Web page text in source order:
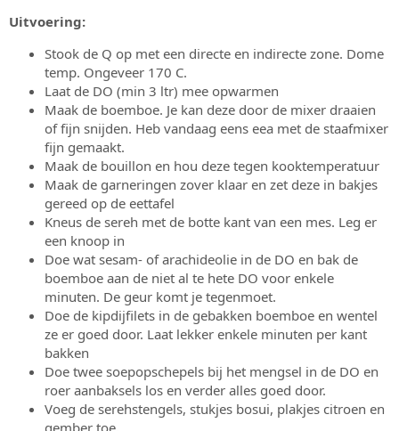
Uitvoering:
Stook de Q op met een directe en indirecte zone. Dome
temp. Ongeveer 170 C.
Laat de DO (min 3 ltr) mee opwarmen
Maak de boemboe. Je kan deze door de mixer draaien
of fijn snijden. Heb vandaag eens eea met de staafmixer
fijn gemaakt.
Maak de bouillon en hou deze tegen kooktemperatuur
Maak de garneringen zover klaar en zet deze in bakjes
gereed op de eettafel
Kneus de sereh met de botte kant van een mes. Leg er
een knoop in
Doe wat sesam- of arachideolie in de DO en bak de
boemboe aan de niet al te hete DO voor enkele
minuten. De geur komt je tegenmoet.
Doe de kipdijfilets in de gebakken boemboe en wentel
ze er goed door. Laat lekker enkele minuten per kant
bakken
Doe twee soepopschepels bij het mengsel in de DO en
roer aanbaksels los en verder alles goed door.
Voeg de serehstengels, stukjes bosui, plakjes citroen en